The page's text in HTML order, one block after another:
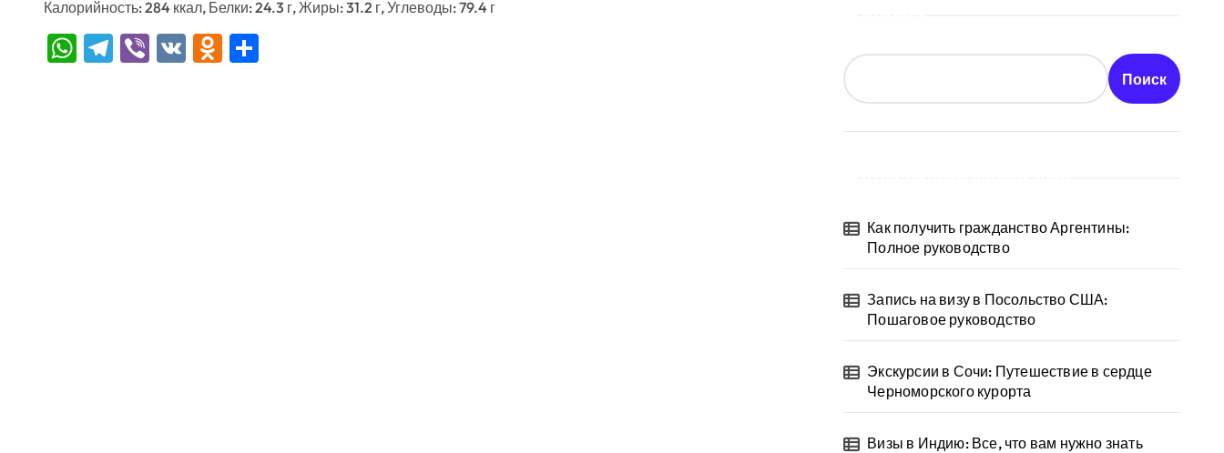
Калорийность: 284 ккал, Белки: 24.3 г, Жиры: 31.2 г, Углеводы: 79.4 г
WhatsApp
Telegram
Viber
VK Odnoklassniki
Поиск
Как получить гражданство Аргентины:
Полное руководство
Запись на визу в Посольство США:
Пошаговое руководство
Экскурсии в Сочи: Путешествие в сердце
Черноморского курорта
Визы в Индию: Все, что вам нужно знать